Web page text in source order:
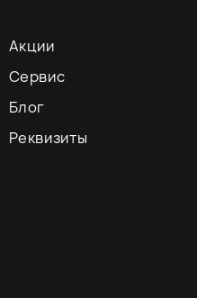
Акции
Сервис
Блог
Реквизиты